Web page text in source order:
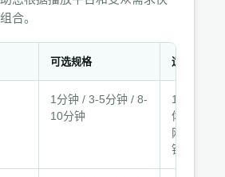
合。
可选规格 适用条件
1分钟 / 3-5分钟 / 8-
10分钟
1分钟用
体；3-5分
网和展会
钟用于深